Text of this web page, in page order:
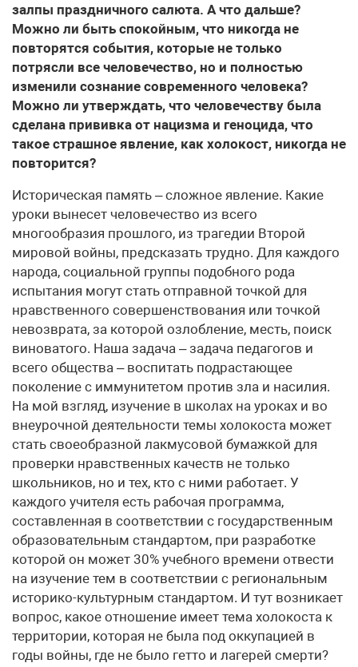
залпы праздничного салюта. А что дальше?
Можно ли быть спокойным, что никогда не
повторятся события, которые не только
потрясли все человечество, но и полностью
изменили сознание современного человека?
Можно ли утверждать, что человечеству была
сделана прививка от нацизма и геноцида, что
такое страшное явление, как холокост, никогда не
повторится?
Историческая память – сложное явление. Какие
уроки вынесет человечество из всего
многообразия прошлого, из трагедии Второй
мировой войны, предсказать трудно. Для каждого
народа, социальной группы подобного рода
испытания могут стать отправной точкой для
нравственного совершенствования или точкой
невозврата, за которой озлобление, месть, поиск
виноватого. Наша задача – задача педагогов и
всего общества – воспитать подрастающее
поколение с иммунитетом против зла и насилия.
На мой взгляд, изучение в школах на уроках и во
внеурочной деятельности темы холокоста может
стать своеобразной лакмусовой бумажкой для
проверки нравственных качеств не только
школьников, но и тех, кто с ними работает. У
каждого учителя есть рабочая программа,
составленная в соответствии с государственным
образовательным стандартом, при разработке
которой он может 30% учебного времени отвести
на изучение тем в соответствии с региональным
историко-культурным стандартом. И тут возникает
вопрос, какое отношение имеет тема холокоста к
территории, которая не была под оккупацией в
годы войны, где не было гетто и лагерей смерти?